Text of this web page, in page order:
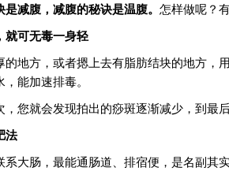
减腹，减腹的秘诀是温腹。 怎样做呢？
就可无毒一身轻
地方，或者摁上去有脂肪结块的地方
能加速排毒。
，您就会发现拍出的痧斑逐渐减少，到
法
系大肠，最能通肠道、排宿便，是名副